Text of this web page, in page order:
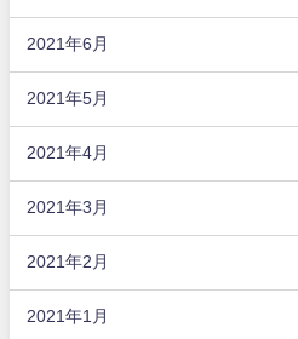
2021年6月
2021年5月
2021年4月
2021年3月
2021年2月
2021年1月